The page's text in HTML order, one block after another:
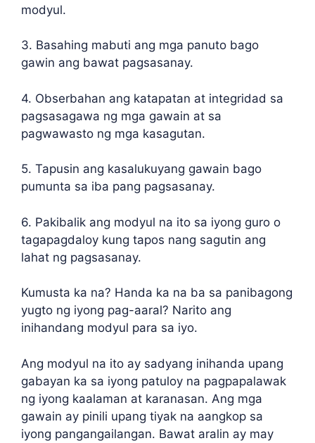
modyul.
3. Basahing mabuti ang mga panuto bago
gawin ang bawat pagsasanay.
4. Obserbahan ang katapatan at integridad sa
pagsasagawa ng mga gawain at sa
pagwawasto ng mga kasagutan.
5. Tapusin ang kasalukuyang gawain bago
pumunta sa iba pang pagsasanay.
6. Pakibalik ang modyul na ito sa iyong guro o
tagapagdaloy kung tapos nang sagutin ang
lahat ng pagsasanay.
Kumusta ka na? Handa ka na ba sa panibagong
yugto ng iyong pag-aaral? Narito ang
inihandang modyul para sa iyo.
Ang modyul na ito ay sadyang inihanda upang
gabayan ka sa iyong patuloy na pagpapalawak
ng iyong kaalaman at karanasan. Ang mga
gawain ay pinili upang tiyak na aangkop sa
iyong pangangailangan. Bawat aralin ay may